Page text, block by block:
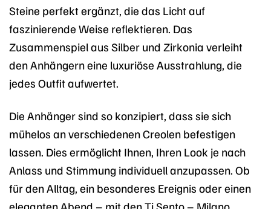
Steine perfekt ergänzt, die das Licht auf
faszinierende Weise reflektieren. Das
Zusammenspiel aus Silber und Zirkonia verleiht
den Anhängern eine luxuriöse Ausstrahlung, die
jedes Outfit aufwertet.
Die Anhänger sind so konzipiert, dass sie sich
mühelos an verschiedenen Creolen befestigen
lassen. Dies ermöglicht Ihnen, Ihren Look je nach
Anlass und Stimmung individuell anzupassen. Ob
für den Alltag, ein besonderes Ereignis oder einen